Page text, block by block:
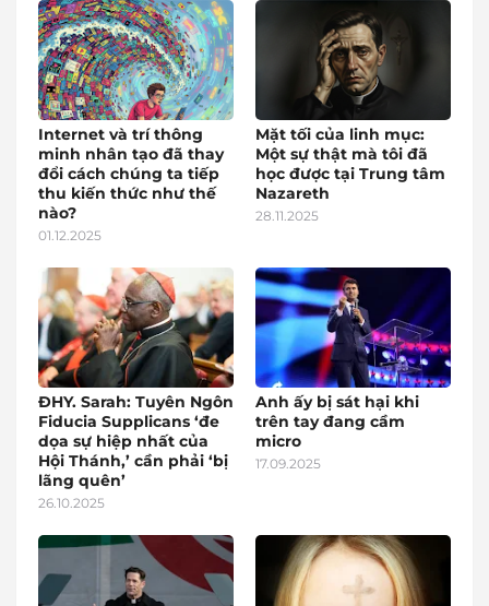
Internet và trí thông
minh nhân tạo đã thay
đổi cách chúng ta tiếp
thu kiến thức như thế
nào?
01.12.2025
Mặt tối của linh mục:
Một sự thật mà tôi đã
học được tại Trung tâm
Nazareth
28.11.2025
ĐHY. Sarah: Tuyên Ngôn
Fiducia Supplicans ‘đe
dọa sự hiệp nhất của
Hội Thánh,’ cần phải ‘bị
lãng quên’
26.10.2025
Anh ấy bị sát hại khi
trên tay đang cầm
micro
17.09.2025